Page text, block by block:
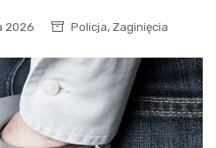
2026 Policja, Zaginięcia